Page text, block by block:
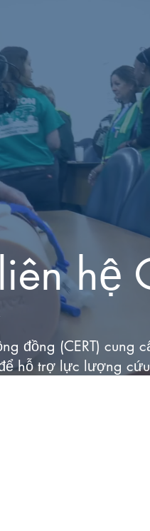
hệ
đồng (CERT) cung
hỗ trợ lực lượng